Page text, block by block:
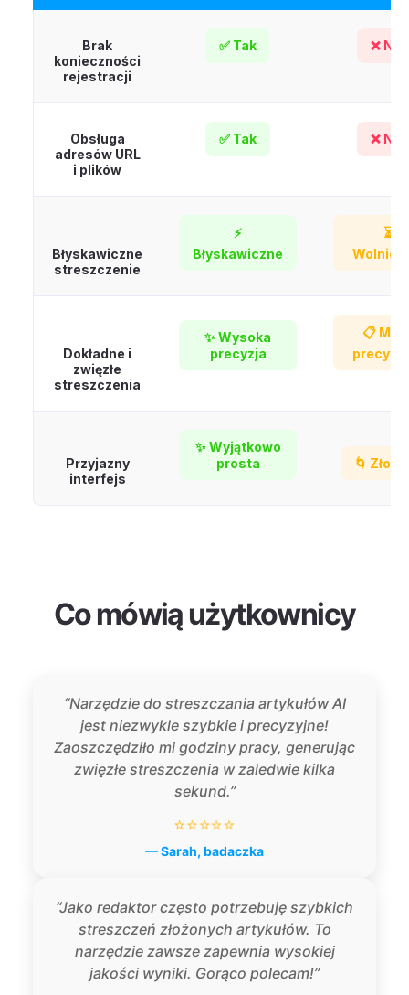
Brak
konieczności
rejestracji
✅ Tak ❌ Nie
Obsługa
adresów URL
i plików
✅ Tak ❌ Nie
Błyskawiczne
streszczenie
⚡
Błyskawiczne
⏳
Dokładne i
zwięzłe
streszczenia
✨ Wysoka
precyzja
📋
Przyjazny
interfejs
✨ Wyjątkowo
prosta
🌀
Co mówią użytkownicy
“Narzędzie do streszczania artykułów AI
jest niezwykle szybkie i precyzyjne!
Zaoszczędziło mi godziny pracy, generując
zwięzłe streszczenia w zaledwie kilka
sekund.”
⭐⭐⭐⭐⭐
— Sarah, badaczka
“Jako redaktor często potrzebuję szybkich
streszczeń złożonych artykułów. To
narzędzie zawsze zapewnia wysokiej
jakości wyniki. Gorąco polecam!”